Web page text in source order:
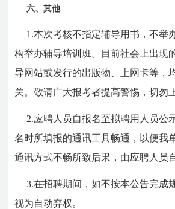
六、其他
1.本次考核不指定辅导用书，不举
构举办辅导培训班。目前社会上出现
导网站或发行的出版物、上网卡等，
关。敬请广大报考者提高警惕，切勿
2.应聘人员自报名至拟聘用人员公
名时所填报的通讯工具畅通，以便我
通讯方式不畅所致后果，由应聘人员
3.在招聘期间，如不按本公告完成
视为自动弃权。